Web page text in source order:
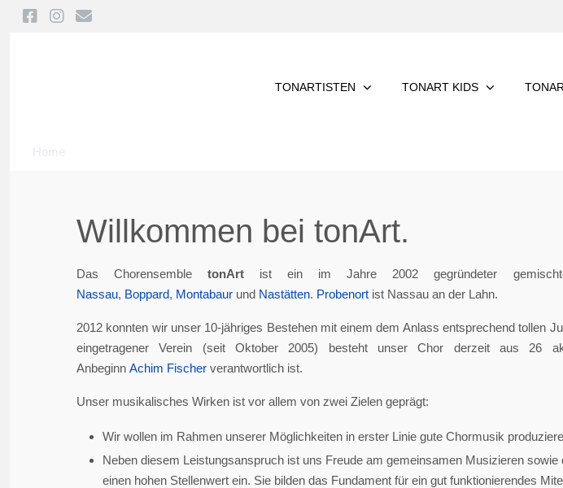
TONARTISTEN TONART KIDS
Home
Willkommen bei tonArt.
Das ChorensembletonArt ist ein im Jahre 2002 gegründeter
Nassau, Boppard, Montabaur und Nastätten. Probenort ist Nassau an der Lahn.
2012 konnten wir unser 10-jähriges Bestehen mit einem dem Anlass entsprechend tollen
eingetragener Verein (seit Oktober 2005) besteht unser Chor derzeit aus
Anbeginn Achim Fischer verantwortlich ist.
Unser musikalisches Wirken ist vor allem von zwei Zielen geprägt:
Wir wollen im Rahmen unserer Möglichkeiten in erster Linie gute Chormusik
Neben diesem Leistungsanspruch ist uns Freude am gemeinsamen Musizieren
einen hohen Stellenwert ein. Sie bilden das Fundament für ein gut funktionierendes